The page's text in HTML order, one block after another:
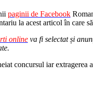
paginii de Facebook
la acest articol în care
online va fi selectat și
concursul iar extragerea